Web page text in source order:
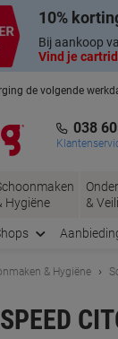
10%
Bij aankoop
Vind je
de volgende
038
Hygiëne
&
& Hygiëne